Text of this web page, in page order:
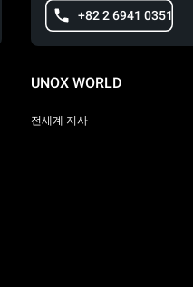
+82 2 6941 0351
UNOX WORLD
전세계 지사